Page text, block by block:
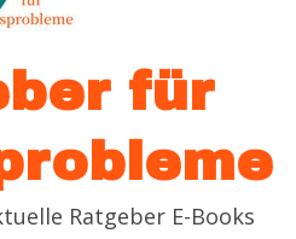
für
Ratgeber E-Books